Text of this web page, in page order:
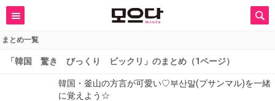
まとめ一覧
「韓国 驚き びっくり ビックリ」のまとめ（1ページ）
韓国・釜山の方言が可愛い♡부산말(プサンマル)を一緒
に覚えよう☆